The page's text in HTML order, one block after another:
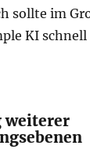
sollte im
KI
weiterer